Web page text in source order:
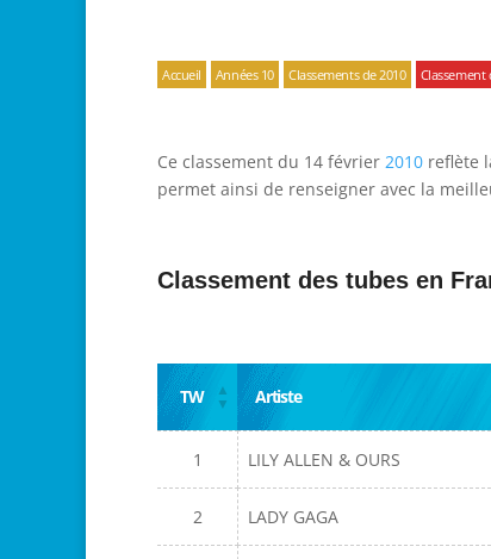
Accueil Années 10 Classements de 2010 Classement
Ce classement du 14 février 2010 reflète
permet ainsi de renseigner avec la
Classement des tubes en
TW Artiste
1 LILY ALLEN & OURS
2 LADY GAGA